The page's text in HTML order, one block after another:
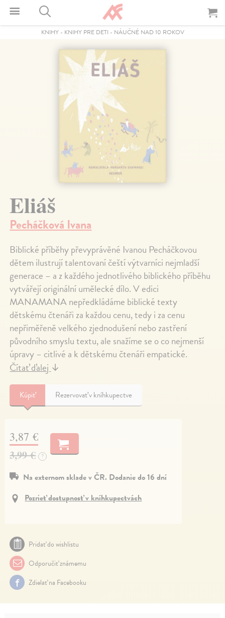
KNIHY- KNIHY PRE DETI - NÁUČNÉ NAD 10 ROKOV
Eliáš
Pecháčková Ivana
Biblické příběhy převyprávěné Ivanou Pecháčkovou
dětem ilustrují talentovaní čeští výtvarníci nejmladší
generace – a z každého jednotlivého biblického příběhu
vytvářejí originální umělecké dílo. V edici
MANAMANA nepředkládáme biblické texty
dětskému čtenáři za každou cenu, tedy i za cenu
nepřiměřeně velkého zjednodušení nebo zastření
původního smyslu textu, ale snažíme se o co nejmenší
úpravy – citlivé a k dětskému čtenáři empatické.
Čítať ďalej ↓
Kúpiť Rezervovať v kníhkupectve
3,87 €
3,99 € ?
Na externom sklade v ČR. Dodanie do 16 dní
Pozrieť dostupnosť v kníhkupectvách
Pridať do wishlistu
Odporučiť známemu
Zdielať na Facebooku